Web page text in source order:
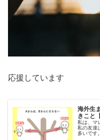
応援しています
海外生
きこと
私は、マ
私の友達
多いです